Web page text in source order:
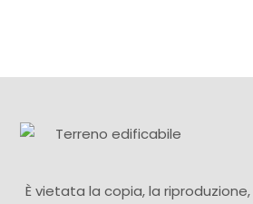
È vietata la copia, la